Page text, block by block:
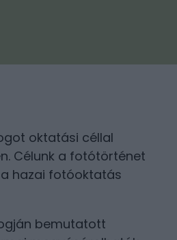
oktatási céllal
Célunk a fotótörténet
hazai fotóoktatás
bemutatott